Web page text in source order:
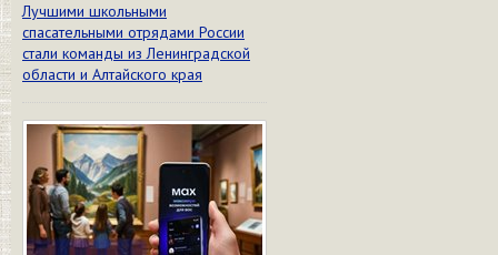
Лучшими школьными
спасательными отрядами России
стали команды из Ленинградской
области и Алтайского края